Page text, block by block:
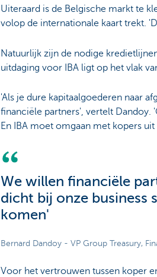
Uiteraard is de Belgische markt te
volop de internationale kaart trekt.
Natuurlijk zijn de nodige
uitdaging voor IBA ligt op het vlak
'Als je dure kapitaalgoederen naar
financiële partners', vertelt Dandoy.
En IBA moet omgaan met kopers
We willen financiële
dicht bij onze business
komen'
Bernard Dandoy - VP Group Treasury,
Voor het vertrouwen tussen koper